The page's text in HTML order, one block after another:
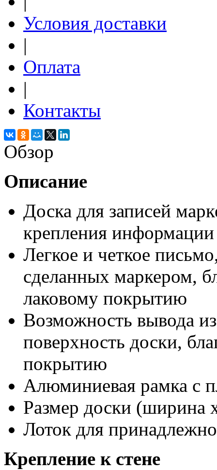
Условия доставки
|
Оплата
|
Контакты
Обзор
Описание
Доска для записей
крепления
Легкое и четкое
сделанных маркером,
лаковому покрытию
Возможность вывода
поверхность доски,
покрытию
Алюминиевая рамка с
Размер доски (ширина
Лоток для
Крепление к стене